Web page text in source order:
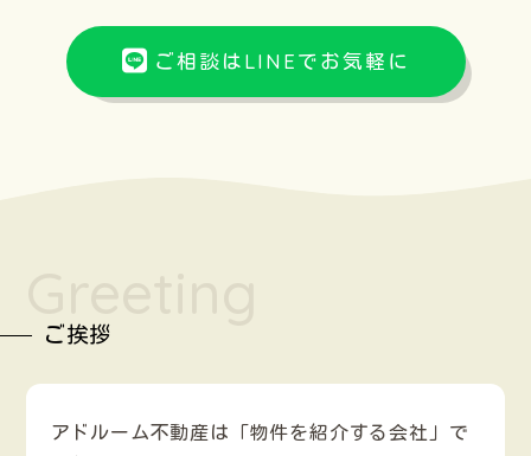
ご相談はLINEでお気軽に
ご挨拶
アドルーム不動産は「物件を紹介する会社」で